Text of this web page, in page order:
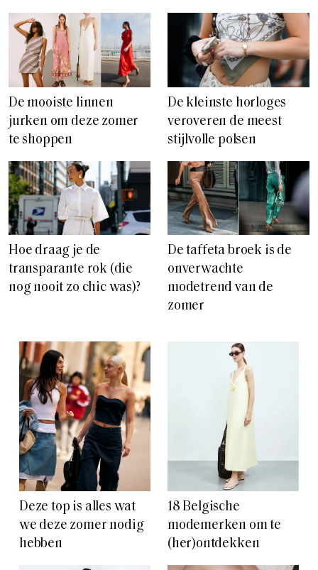
De mooiste linnen
jurken om deze zomer
te shoppen
De kleinste horloges
veroveren de meest
stijlvolle polsen
Hoe draag je de
transparante rok (die
nog nooit zo chic was)?
De taffeta broek is de
onverwachte
modetrend van de
zomer
Deze top is alles wat
we deze zomer nodig
hebben
18 Belgische
modemerken om te
(her)ontdekken